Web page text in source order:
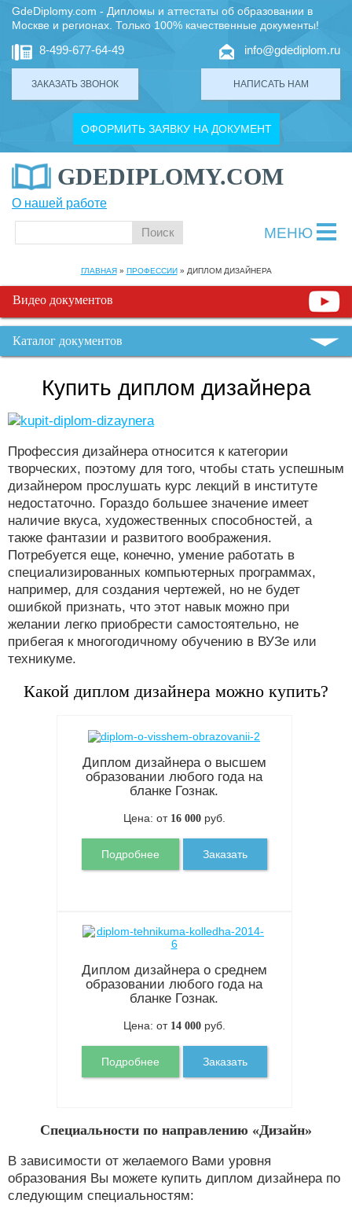
GdeDiplomy.com - Дипломы и аттестаты об образовании в
Москве и регионах. Только 100% качественные документы!
8-499-677-64-49
ЗАКАЗАТЬ ЗВОНОК
info@gdediplom.ru
НАПИСАТЬ НАМ
ОФОРМИТЬ ЗАЯВКУ НА ДОКУМЕНТ
GDEDIPLOMY.COM
О нашей работе
МЕНЮ
ГЛАВНАЯ» ПРОФЕССИИ» ДИПЛОМ ДИЗАЙНЕРА
Видео документов
Каталог документов
Купить диплом дизайнера
Профессия дизайнера относится к категории
творческих, поэтому для того, чтобы стать успешным
дизайнером прослушать курс лекций в институте
недостаточно. Гораздо большее значение имеет
наличие вкуса, художественных способностей, а
также фантазии и развитого воображения.
Потребуется еще, конечно, умение работать в
специализированных компьютерных программах,
например, для создания чертежей, но не будет
ошибкой признать, что этот навык можно при
желании легко приобрести самостоятельно, не
прибегая к многогодичному обучению в ВУЗе или
техникуме.
Какой диплом дизайнера можно купить?
Диплом дизайнера о высшем
образовании любого года на
бланке Гознак.
Цена: от 16 000руб.
Подробнее Заказать
Диплом дизайнера о среднем
образовании любого года на
бланке Гознак.
Цена: от 14 000руб.
Подробнее Заказать
Специальности по направлению «Дизайн»
В зависимости от желаемого Вами уровня
образования Вы можете купить диплом дизайнера по
следующим специальностям: